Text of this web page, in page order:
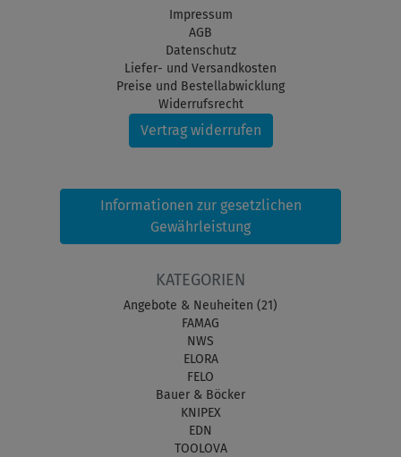
Impressum
AGB
Datenschutz
Liefer- und Versandkosten
Preise und Bestellabwicklung
Widerrufsrecht
Vertrag widerrufen
Informationen zur gesetzlichen
Gewährleistung
KATEGORIEN
Angebote & Neuheiten (21)
FAMAG
NWS
ELORA
FELO
Bauer & Böcker
KNIPEX
EDN
TOOLOVA